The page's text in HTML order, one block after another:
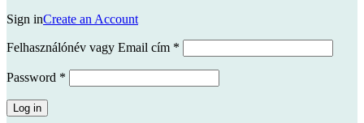
Sign inCreate an Account
Felhasználónév vagy Email cím *
Password *
Log in